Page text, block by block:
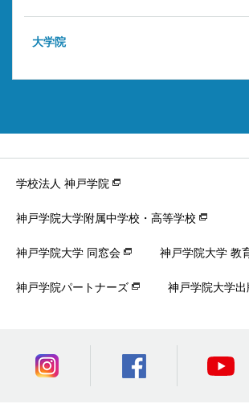
大学院
学校法人 神戸学院
神戸学院大学附属中学校・高等学校
神戸学院大学 同窓会 神戸学院大学 教
神戸学院パートナーズ 神戸学院大学出